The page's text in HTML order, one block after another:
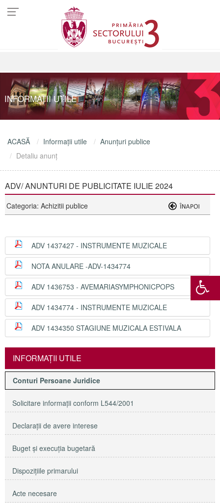
INFORMAŢII UTILE
ACASĂ Informaţii utile
Anunţuri publice
Detaliu anunţ
ADV/ ANUNTURI DE PUBLICITATE IULIE 2024
Categoria: Achizitii publice
ADV 1437427 - INSTRUMENTE MUZICALE
NOTA ANULARE -ADV-1434774
ADV 1436753 - AVEMARIASYMPHONICPOPS
ADV 1434774 - INSTRUMENTE MUZICALE
ADV 1434350 STAGIUNE MUZICALA ESTIVALA
INFORMAŢII UTILE
Conturi Persoane Juridice
Solicitare informaţii conform L544/2001
Declaraţii de avere interese
Buget şi execuţia bugetară
Dispoziţiile primarului
Acte necesare